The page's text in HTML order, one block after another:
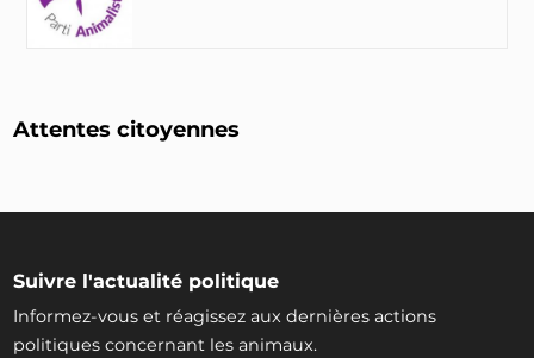
Attentes citoyennes
Suivre l'actualité politique
Informez-vous et réagissez aux dernières actions
politiques concernant les animaux.